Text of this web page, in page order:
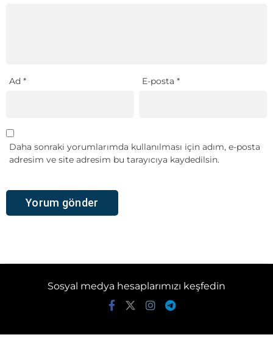
Ad * E-posta*
Daha sonraki yorumlarımda kullanılması için adım, e-posta
adresim ve site adresim bu tarayıcıya kaydedilsin.
Sosyal medya hesaplarımızı keşfedin